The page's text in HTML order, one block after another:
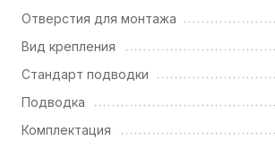
Отверстия для монтажа
Вид крепления
Стандарт подводки
Подводка
Комплектация